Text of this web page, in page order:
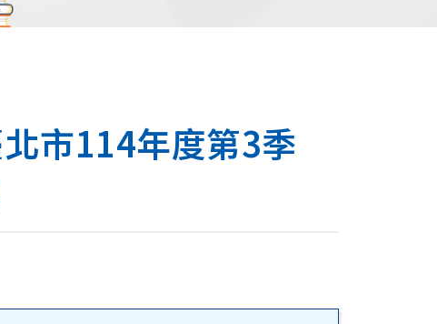
市114年度第3季